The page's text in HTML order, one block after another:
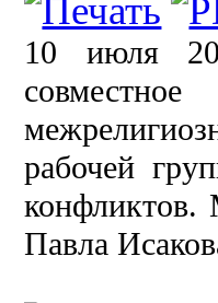
10 июля
рабочей
конфликтов.
Павла